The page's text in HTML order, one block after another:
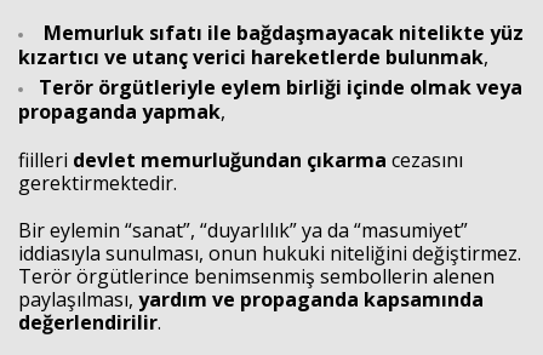
Memurluk sıfatı ile bağdaşmayacak nitelikte yüz
kızartıcı ve utanç verici hareketlerde bulunmak,
Terör örgütleriyle eylem birliği içinde olmak veya
propaganda yapmak,
fiilleri devlet memurluğundan çıkarma cezasını
gerektirmektedir.
Bir eylemin “sanat”, “duyarlılık” ya da “masumiyet”
iddiasıyla sunulması, onun hukuki niteliğini değiştirmez.
Terör örgütlerince benimsenmiş sembollerin alenen
paylaşılması, yardım ve propaganda kapsamında
değerlendirilir.